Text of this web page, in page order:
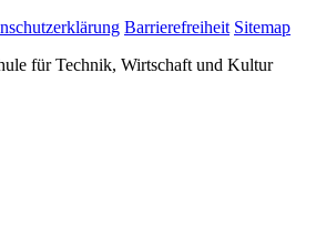
Barrierefreiheit Sitemap
für Technik, Wirtschaft und Kultur